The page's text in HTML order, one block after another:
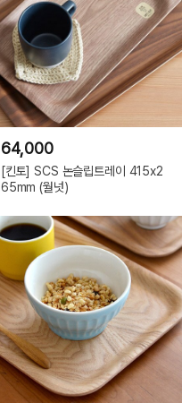
64,000
[킨토] SCS 논슬립트레이 415x2
65mm (월넛)